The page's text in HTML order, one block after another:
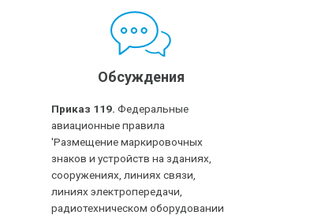
Обсуждения
Приказ 119. Федеральные
авиационные правила
'Размещение маркировочных
знаков и устройств на зданиях,
сооружениях, линиях связи,
линиях электропередачи,
радиотехническом оборудовании